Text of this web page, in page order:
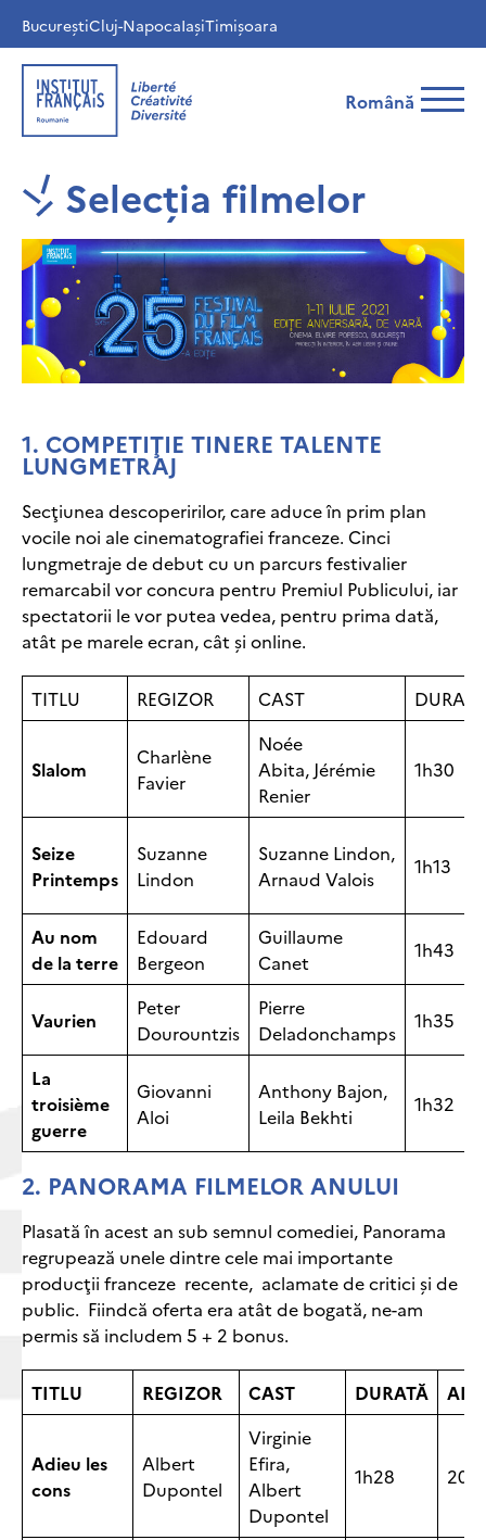
BucureștiCluj-NapocaIașiTimișoara
Română
Selecția filmelor
1. COMPETIŢIE TINERE TALENTE
LUNGMETRAJ
Secţiunea descoperirilor, care aduce în prim plan
vocile noi ale cinematografiei franceze. Cinci
lungmetraje de debut cu un parcurs festivalier
remarcabil vor concura pentru Premiul Publicului, iar
spectatorii le vor putea vedea, pentru prima dată,
atât pe marele ecran, cât şi online.
TITLU REGIZOR CAST DURATĂ
Slalom
Charlène
Favier
Noée
Abita, Jérémie
Renier
1h30
Seize
Printemps
Suzanne
Lindon
Suzanne Lindon,
Arnaud Valois
1h13
Au nom
de la terre
Edouard
Bergeon
Guillaume
Canet
1h43
Vaurien
Peter
Dourountzis
Pierre
Deladonchamps
1h35
La
troisième
guerre
Giovanni
Aloi
Anthony Bajon,
Leila Bekhti
1h32
2. PANORAMA FILMELOR ANULUI
Plasată în acest an sub semnul comediei, Panorama
regrupează unele dintre cele mai importante
producţii franceze recente, aclamate de critici şi de
public. Fiindcă oferta era atât de bogată, ne-am
permis să includem 5 + 2 bonus.
TITLU REGIZOR CAST DURATĂ AN
Adieu les
cons
Albert
Dupontel
Virginie
Efira,
Albert
Dupontel
1h28